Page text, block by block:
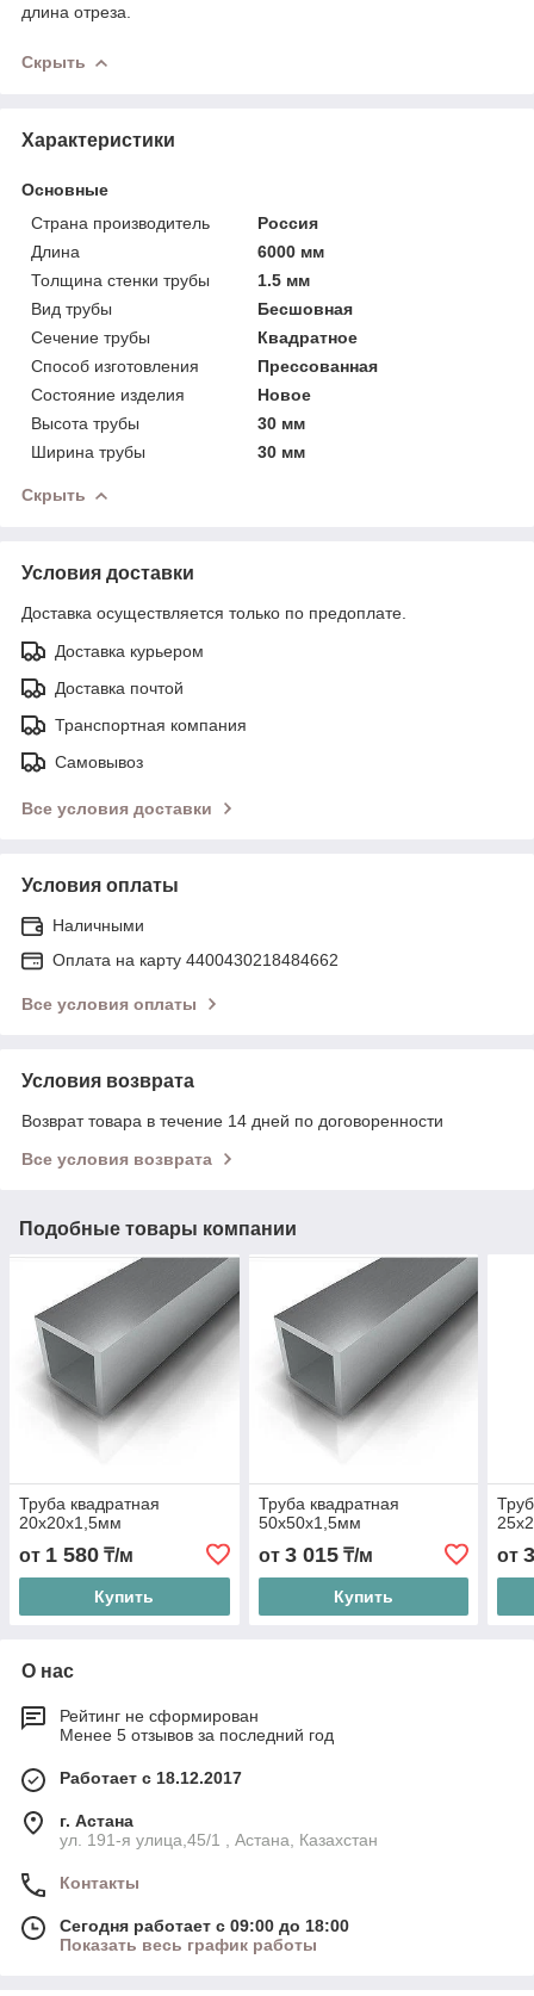
длина отреза.
Скрыть
Характеристики
Основные
Страна производитель
Россия
Длина
6000 мм
Толщина стенки трубы
1.5 мм
Вид трубы
Бесшовная
Сечение трубы
Квадратное
Способ изготовления
Прессованная
Состояние изделия
Новое
Высота трубы
30 мм
Ширина трубы
30 мм
Скрыть
Условия доставки
Доставка осуществляется только по предоплате.
Доставка курьером
Доставка почтой
Транспортная компания
Самовывоз
Все условия доставки
Условия оплаты
Наличными
Оплата на карту 4400430218484662
Все условия оплаты
Условия возврата
Возврат товара в течение 14 дней по договоренности
Все условия возврата
Подобные товары компании
Труба квадратная
20х20х1,5мм
от 1 580 ₸/м
Купить
Труба квадратная
50х50х1,5мм
от 3 015₸/м
Купить
от
О нас
Рейтинг не сформирован
Менее 5 отзывов за последний год
Работает с 18.12.2017
г. Астана
ул. 191-я улица,45/1 , Астана, Казахстан
Контакты
Сегодня работает с 09:00 до 18:00
Показать весь график работы